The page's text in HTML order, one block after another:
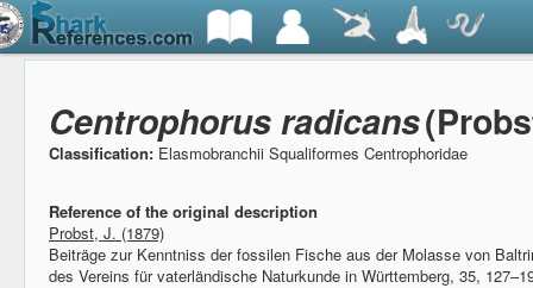
Centrophorus radicans
Classification: Elasmobranchii Squaliformes Centrophoridae
Reference of the original description
Probst, J. (1879)
Beiträge zur Kenntniss der fossilen Fische aus der Molasse von
des Vereins für vaterländische Naturkunde in Württemberg, 35,